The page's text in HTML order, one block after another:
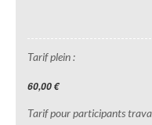
Tarif plein :
60,00 €
Tarif pour participants